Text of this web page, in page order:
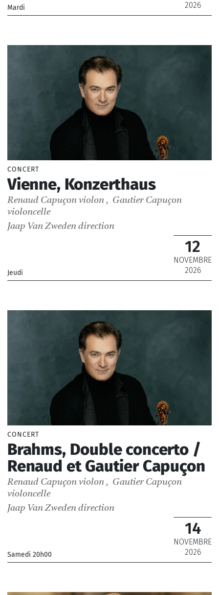
Mardi
2026
CONCERT
Vienne, Konzerthaus
Renaud Capuçon violon , Gautier Capuçon
violoncelle
Jaap Van Zweden direction
Jeudi
12
NOVEMBRE
2026
CONCERT
Brahms, Double concerto /
Renaud et Gautier Capuçon
Renaud Capuçon violon , Gautier Capuçon
violoncelle
Jaap Van Zweden direction
Samedi 20h00
14
NOVEMBRE
2026